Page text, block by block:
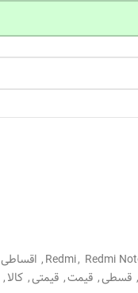
Redmi, Redmi
, اقساطی
, قسطی, قیمت, قیمتی, کالا,